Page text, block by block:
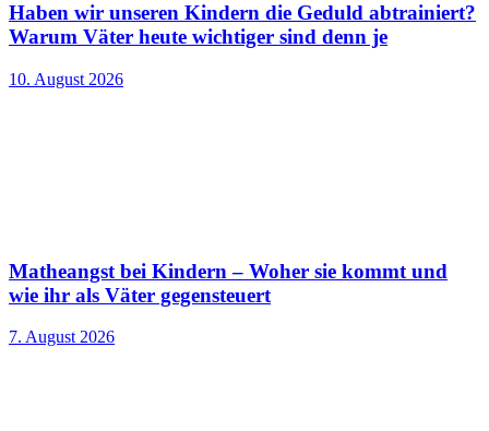
Haben wir unseren Kindern die Geduld abtrainiert?
Warum Väter heute wichtiger sind denn je
10. August 2026
Matheangst bei Kindern – Woher sie kommt und
wie ihr als Väter gegensteuert
7. August 2026